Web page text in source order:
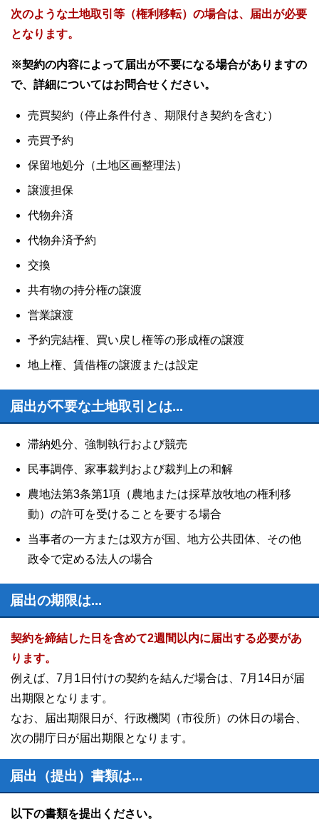
次のような土地取引等（権利移転）の場合は、届出が必要
となります。
※契約の内容によって届出が不要になる場合がありますの
で、詳細についてはお問合せください。
売買契約（停止条件付き、期限付き契約を含む）
売買予約
保留地処分（土地区画整理法）
譲渡担保
代物弁済
代物弁済予約
交換
共有物の持分権の譲渡
営業譲渡
予約完結権、買い戻し権等の形成権の譲渡
地上権、賃借権の譲渡または設定
届出が不要な土地取引とは...
滞納処分、強制執行および競売
民事調停、家事裁判および裁判上の和解
農地法第3条第1項（農地または採草放牧地の権利移
動）の許可を受けることを要する場合
当事者の一方または双方が国、地方公共団体、その他
政令で定める法人の場合
届出の期限は...
契約を締結した日を含めて2週間以内に届出する必要があ
ります。
例えば、7月1日付けの契約を結んだ場合は、7月14日が届
出期限となります。
なお、届出期限日が、行政機関（市役所）の休日の場合、
次の開庁日が届出期限となります。
届出（提出）書類は...
以下の書類を提出ください。